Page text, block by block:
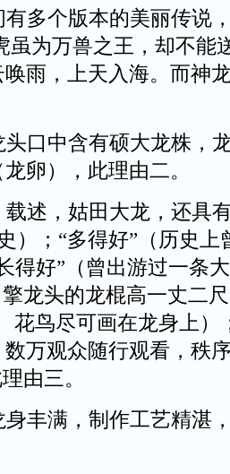
多个版本的美丽传说
虽为万兽之王，却不能
雨，上天入海。而神
口中含有硕大龙株，
卵），此理由二。
述，姑田大龙，还具
）；“多得好”（历史上
得好”（曾出游过一条
龙头的龙棍高一丈二
花鸟尽可画在龙身上）
万观众随行观看，秩
由三。
丰满，制作工艺精湛